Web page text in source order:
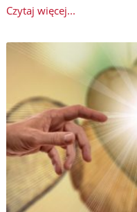
Czytaj więcej...